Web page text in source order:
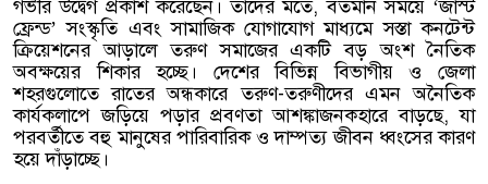
গভীর উদ্বেগ প্রকাশ করেছেন। তাদের মতে, বর্তমান সময়ে ‘জাস্ট
ফ্রেন্ড’ সংস্কৃতি এবং সামাজিক যোগাযোগ মাধ্যমে সস্তা কনটেন্ট
ক্রিয়েশনের আড়ালে তরুণ সমাজের একটি বড় অংশ নৈতিক
অবক্ষয়ের শিকার হচ্ছে। দেশের বিভিন্ন বিভাগীয় ও জেলা
শহরগুলোতে রাতের অন্ধকারে তরুণ-তরুণীদের এমন অনৈতিক
কার্যকলাপে জড়িয়ে পড়ার প্রবণতা আশঙ্কাজনকহারে বাড়ছে, যা
পরবর্তীতে বহু মানুষের পারিবারিক ও দাম্পত্য জীবন ধ্বংসের কারণ
হয়ে দাঁড়াচ্ছে।